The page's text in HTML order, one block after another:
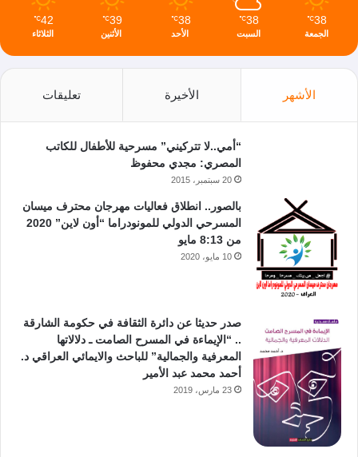
38
℃
الجمعة
38
℃
السبت
38
℃
الأحد
39
℃
الأثنين
42
℃
الثلاثاء
الأشهر الأخيرة تعليقات
“أمي..لا تتركيني” مسرحية للأطفال للكاتب
المصري: مجدي محفوظ
20 سبتمبر، 2015
بالصور.. انطلاق فعاليات مهرجان محترف ميسان
المسرحي الدولي للمونودراما “أون لاين” 2020
من 8:13 مايو
10 مايو، 2020
صدر حديثا عن دائرة الثقافة في حكومة الشارقة
.. “الإيماءة في المسرح الصامت ـ دلالاتها
المعرفية والجمالية” للباحث والايمائي العراقي د.
أحمد محمد عبد الأمير
23 مارس، 2019